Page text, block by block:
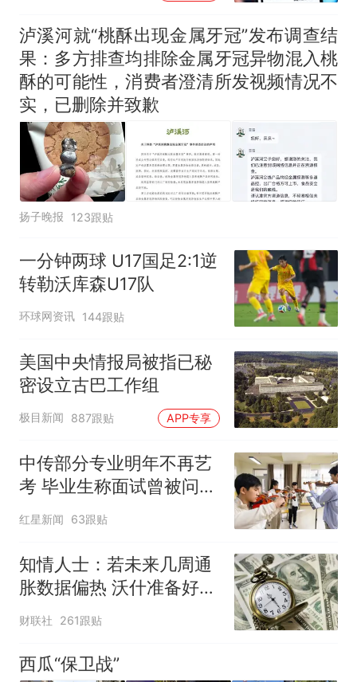
泸溪河就“桃酥出现金属牙冠”发布调查结
果：多方排查均排除金属牙冠异物混入桃
酥的可能性，消费者澄清所发视频情况不
实，已删除并致歉
扬子晚报 123跟贴
一分钟两球 U17国足2:1逆
转勒沃库森U17队
环球网资讯 144跟贴
美国中央情报局被指已秘
密设立古巴工作组
极目新闻 887跟贴 APP专享
中传部分专业明年不再艺
考 毕业生称面试曾被问
“如何策划晚会” 专家：遏
红星新闻 63跟贴
知情人士：若未来几周通
胀数据偏热 沃什准备好加
息
财联社 261跟贴
西瓜“保卫战”